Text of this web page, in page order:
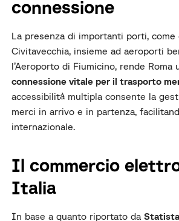
connessione
La presenza di importanti porti, come
Civitavecchia, insieme ad aeroporti
l’Aeroporto di Fiumicino, rende Roma
connessione vitale per il trasporto
accessibilità multipla consente la
merci in arrivo e in partenza,
internazionale.
Il commercio
Italia
In base a quanto riportato da